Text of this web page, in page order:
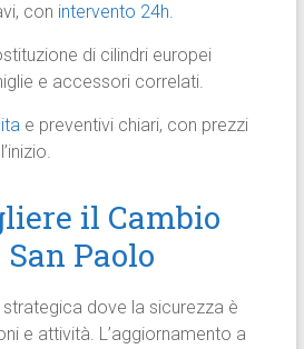
con intervento 24h.
di cilindri europei
e accessori correlati.
e preventivi chiari, con prezzi
il Cambio
Paolo
dove la sicurezza è
e attività. L’aggiornamento a